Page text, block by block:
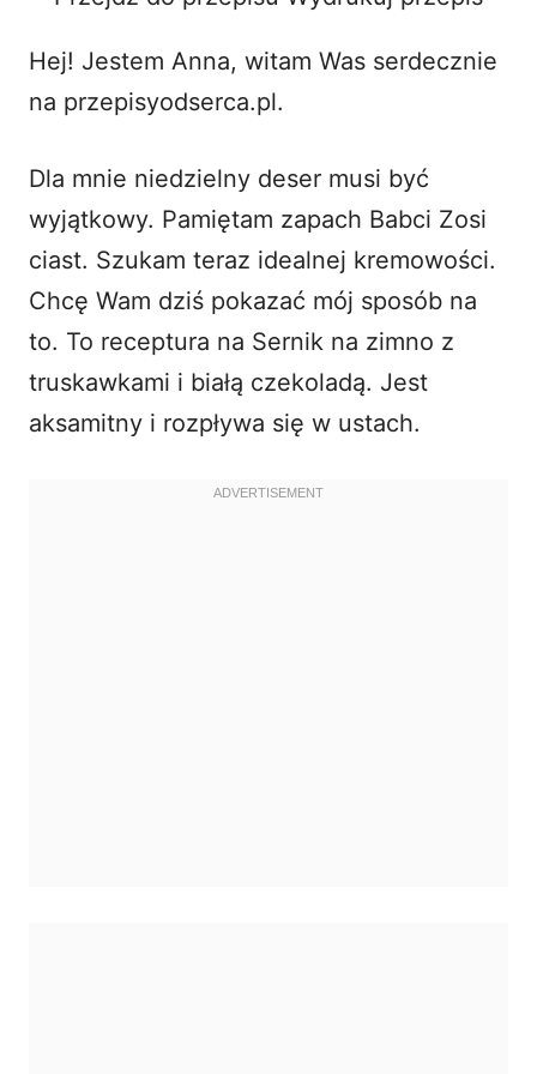
Hej! Jestem Anna, witam Was serdecznie
na przepisyodserca.pl.
Dla mnie niedzielny deser musi być
wyjątkowy. Pamiętam zapach Babci Zosi
ciast. Szukam teraz idealnej kremowości.
Chcę Wam dziś pokazać mój sposób na
to. To receptura na Sernik na zimno z
truskawkami i białą czekoladą. Jest
aksamitny i rozpływa się w ustach.